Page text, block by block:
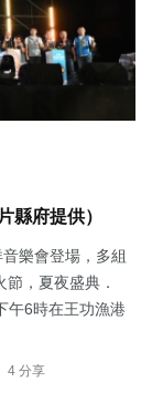
縣府提供）
樂會登場，多組
，夏夜盛典．
午6時在王功漁港
4 分享